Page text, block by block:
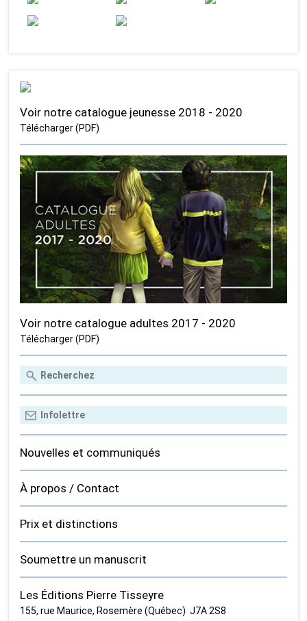
Voir notre catalogue jeunesse 2018 - 2020
Télécharger (PDF)
Voir notre catalogue adultes 2017 - 2020
Télécharger (PDF)
Nouvelles et communiqués
À propos / Contact
Prix et distinctions
Soumettre un manuscrit
Les Éditions Pierre Tisseyre
155, rue Maurice, Rosemère (Québec) J7A 2S8